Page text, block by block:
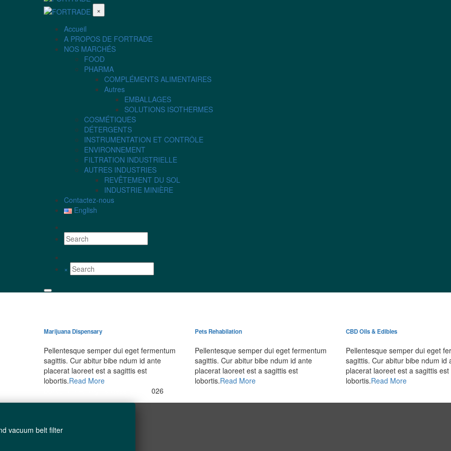
×
Accueil
A PROPOS DE FORTRADE
NOS MARCHÉS
FOOD
PHARMA
COMPLÉMENTS ALIMENTAIRES
Autres
EMBALLAGES
SOLUTIONS ISOTHERMES
COSMÉTIQUES
DÉTERGENTS
INSTRUMENTATION ET CONTRÔLE
ENVIRONNEMENT
FILTRATION INDUSTRIELLE
AUTRES INDUSTRIES
REVÊTEMENT DU SOL
INDUSTRIE MINIÈRE
Contactez-nous
English
×
Marijuana Dispensary
Pellentesque semper dui eget fermentum
sagittis. Cur abitur bibe ndum id ante
placerat laoreet est a sagittis est
lobortis.Read More
Pets Rehabilation
Pellentesque semper dui eget fermentum
sagittis. Cur abitur bibe ndum id ante
placerat laoreet est a sagittis est
lobortis.Read More
CBD Oils & Edibles
Pellentesque semper dui eget
sagittis. Cur abitur bibe ndum id
placerat laoreet est a sagittis est
lobortis.Read More
026
vacuum belt filter